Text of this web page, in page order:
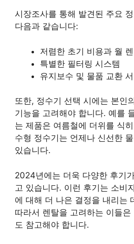
시장조사를 통해 발견된 주요
다음과 같습니다:
저렴한 초기 비용과 월
특별한 필터링 시스템
유지보수 및 물품 교환
또한, 정수기 선택 시에는 본인
기능을 고려해야 합니다. 예를
는 제품은 여름철에 더위를 식
수형 정수기는 언제나 신선한
있습니다.
2024년에는 더욱 다양한 후기
고 있습니다. 이런 후기는 소비
에 대해 더 나은 결정을 내리는
따라서 렌탈을 고려하는 이들
도 참고해야 합니다.